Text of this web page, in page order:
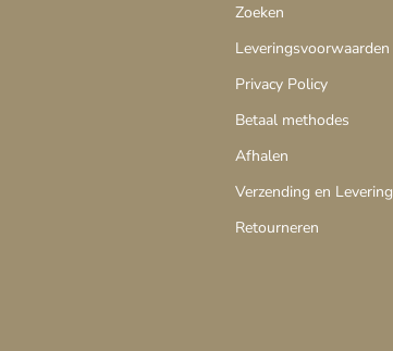
Zoeken
Leveringsvoorwaarden
Privacy Policy
Betaal methodes
Afhalen
Verzending en Levering
Retourneren